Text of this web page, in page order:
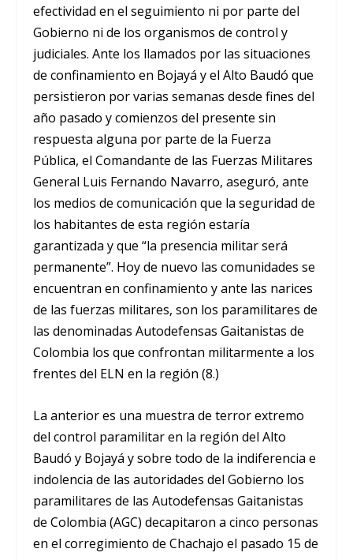
efectividad en el seguimiento ni por parte del
Gobierno ni de los organismos de control y
judiciales. Ante los llamados por las situaciones
de confinamiento en Bojayá y el Alto Baudó que
persistieron por varias semanas desde fines del
año pasado y comienzos del presente sin
respuesta alguna por parte de la Fuerza
Pública, el Comandante de las Fuerzas Militares
General Luis Fernando Navarro, aseguró, ante
los medios de comunicación que la seguridad de
los habitantes de esta región estaría
garantizada y que “la presencia militar será
permanente”. Hoy de nuevo las comunidades se
encuentran en confinamiento y ante las narices
de las fuerzas militares, son los paramilitares de
las denominadas Autodefensas Gaitanistas de
Colombia los que confrontan militarmente a los
frentes del ELN en la región (8.)
La anterior es una muestra de terror extremo
del control paramilitar en la región del Alto
Baudó y Bojayá y sobre todo de la indiferencia e
indolencia de las autoridades del Gobierno los
paramilitares de las Autodefensas Gaitanistas
de Colombia (AGC) decapitaron a cinco personas
en el corregimiento de Chachajo el pasado 15 de